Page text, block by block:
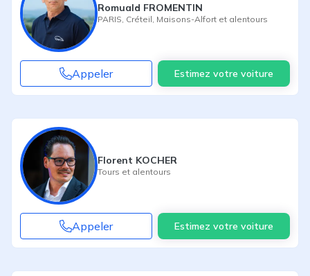
Romuald FROMENTIN
PARIS Créteil Maisons-Alfort et alentours
Appeler Estimez votre voiture
Florent KOCHER
Tours et alentours
Appeler Estimez votre voiture